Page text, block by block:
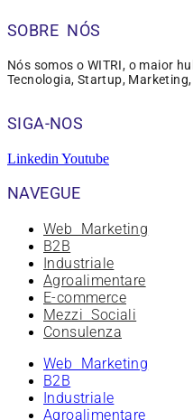
SOBRE NÓS
Nós somos o WITRI, o maior
Tecnologia, Startup,
SIGA-NOS
Linkedin Youtube
NAVEGUE
Web Marketing
B2B
Industriale
Agroalimentare
E-commerce
Mezzi Sociali
Consulenza
Web Marketing
B2B
Industriale
Agroalimentare